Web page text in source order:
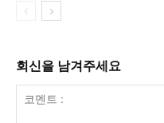
회신을 남겨주세요